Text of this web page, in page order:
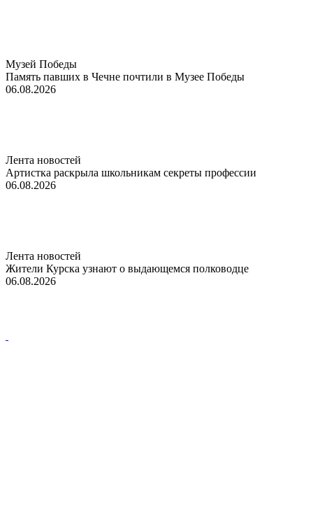
Музей Победы
Память павших в Чечне почтили в Музее Победы
06.08.2026
Лента новостей
Артистка раскрыла школьникам секреты профессии
06.08.2026
Лента новостей
Жители Курска узнают о выдающемся полководце
06.08.2026